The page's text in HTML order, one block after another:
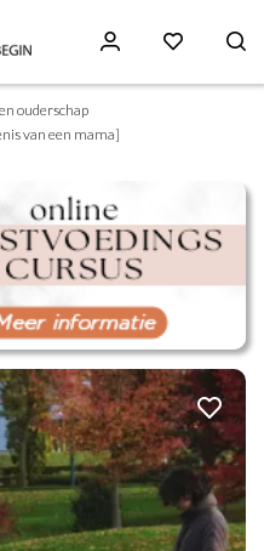
ouderschap
van een mama]